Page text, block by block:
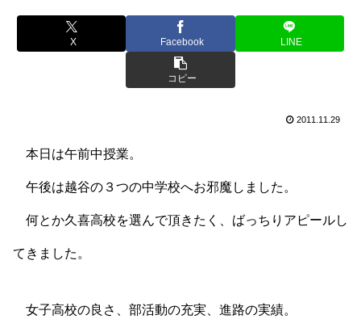
X Facebook LINE
コピー
2011.11.29
本日は午前中授業。
午後は越谷の３つの中学校へお邪魔しました。
何とか久喜高校を選んで頂きたく、ばっちりアピールし
てきました。
女子高校の良さ、部活動の充実、進路の実績。